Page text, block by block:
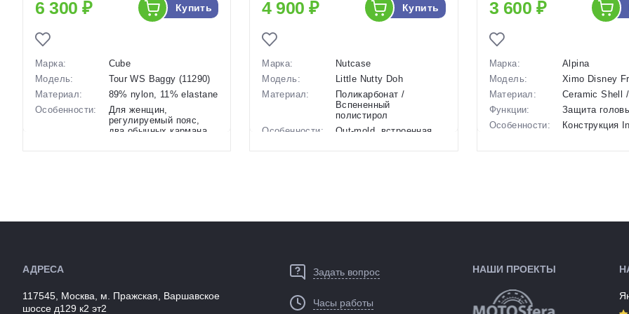
6 300 ₽ Купить
Марка:
Cube
Модель:
Tour WS Baggy (11290)
Материал:
89% nylon, 11% elastane
Особенности:
Для женщин,
регулируемый пояс,
два обычных кармана,
Цвета
черный
4 900 ₽ Купить
Марка:
Nutcase
Модель:
Little Nutty Doh
Материал:
Поликарбонат /
Вспененный
полистирол
Особенности:
Out-mold, встроенная
Вес:
392 г
(выпускаемые):
голубой
Артикул: 148025
3 600 ₽
Марка:
Alpina
Модель:
Ximo Disney
Материал:
Ceramic Shell
Функции:
Защита
Особенности:
Конструкция
Производство:
Китай
Артикул:
АДРЕСА
117545, Москва, м. Пражская, Варшавское
шоссе д129 к2 эт2
Задать вопрос
Часы работы
НАШИ ПРОЕКТЫ